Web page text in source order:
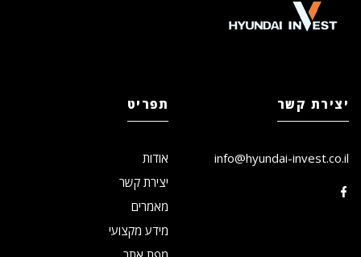
יצירת קשר
info@hyundai-invest.co.il
תפריט
אודות
יצירת קשר
מאמרים
מידע מקצועי